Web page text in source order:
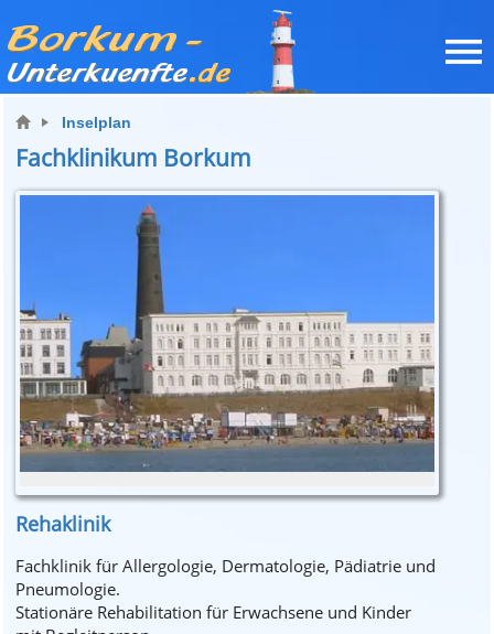
Inselplan
Fachklinikum Borkum
Rehaklinik
Fachklinik für Allergologie, Dermatologie, Pädiatrie und
Pneumologie.
Stationäre Rehabilitation für Erwachsene und Kinder